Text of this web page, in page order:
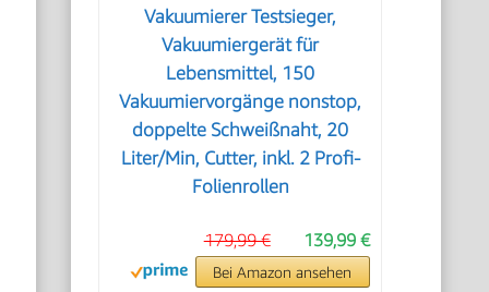
Vakuumierer Testsieger,
Vakuumiergerät für
Lebensmittel, 150
Vakuumiervorgänge nonstop,
doppelte Schweißnaht, 20
Liter/Min, Cutter, inkl. 2 Profi-
Folienrollen
139,99 €
179,99 €
Bei Amazon ansehen